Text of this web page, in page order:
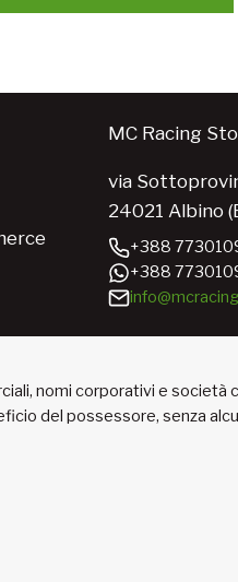
MC Racing
via
24021 Albino
+388
+388
nomi corporativi e società
del possessore, senza